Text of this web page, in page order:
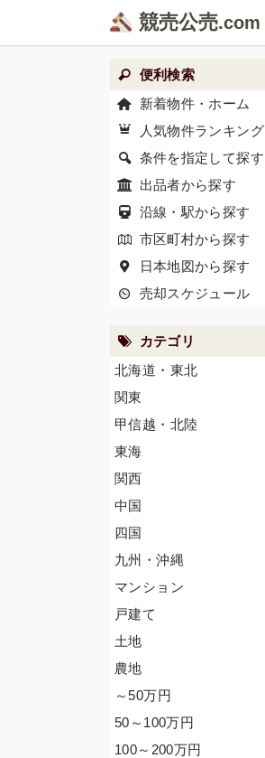
競売公売
便利検索
新着物件・ホーム
人気物件ランキング
条件を指定して探す
出品者から探す
沿線・駅から探す
市区町村から探す
日本地図から探す
売却スケジュール
カテゴリ
北海道・東北
関東
甲信越・北陸
東海
関西
中国
四国
九州・沖縄
マンション
戸建て
土地
農地
～50万円
50～100万円
100～200万円